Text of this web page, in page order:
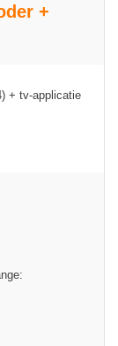
+
+ tv-applicatie